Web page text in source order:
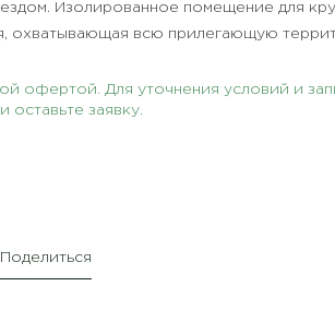
Изолированное помещение для
охватывающая всю прилегающую
офертой. Для уточнения условий и
заявку.
Поделиться